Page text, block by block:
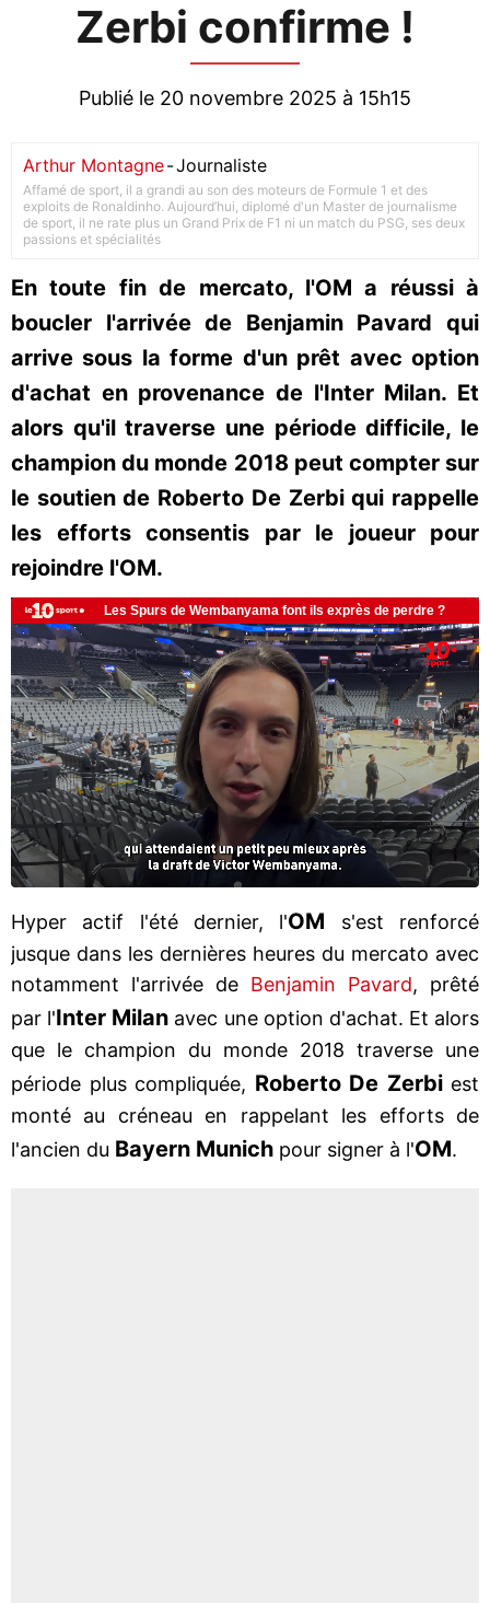
Zerbi confirme !
Publié le 20 novembre 2025 à 15h15
Arthur Montagne-Journaliste
Affamé de sport, il a grandi au son des moteurs de Formule 1 et des
exploits de Ronaldinho. Aujourd’hui, diplomé d'un Master de journalisme
de sport, il ne rate plus un Grand Prix de F1 ni un match du PSG, ses deux
passions et spécialités
En toute fin de mercato, l'OM a réussi à
boucler l'arrivée de Benjamin Pavard qui
arrive sous la forme d'un prêt avec option
d'achat en provenance de l'Inter Milan. Et
alors qu'il traverse une période difficile, le
champion du monde 2018 peut compter sur
le soutien de Roberto De Zerbi qui rappelle
les efforts consentis par le joueur pour
rejoindre l'OM.
Hyper actif l'été dernier, l'OM
s'est renforcé
jusque dans les dernières heures du mercato avec
notamment l'arrivée de Benjamin Pavard, prêté
par l'Inter Milan avec une option d'achat. Et alors
que le champion du monde 2018 traverse une
période plus compliquée, Roberto De Zerbiest
monté au créneau en rappelant les efforts de
l'ancien du Bayern Munich pour signer à l'OM.